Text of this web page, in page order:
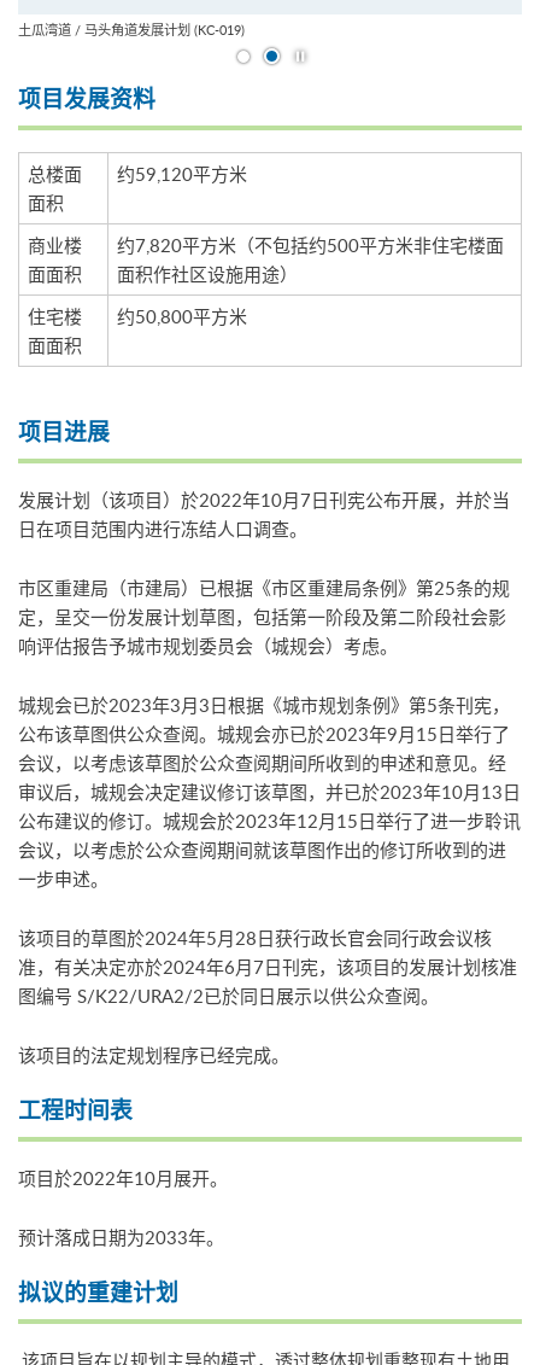
土瓜湾道 / 马头角道发展计划 (KC-019)
项目发展资料
总楼面
面积
约59,120平方米
商业楼
面面积
约7,820平方米（不包括约500平方米非住宅楼面
面积作社区设施用途）
住宅楼
面面积
约50,800平方米
项目进展
发展计划（该项目）於2022年10月7日刊宪公布开展，并於当
日在项目范围内进行冻结人口调查。
市区重建局（市建局）已根据《市区重建局条例》第25条的规
定，呈交一份发展计划草图，包括第一阶段及第二阶段社会影
响评估报告予城市规划委员会（城规会）考虑。
城规会已於2023年3月3日根据《城市规划条例》第5条刊宪，
公布该草图供公众查阅。城规会亦已於2023年9月15日举行了
会议，以考虑该草图於公众查阅期间所收到的申述和意见。经
审议后，城规会决定建议修订该草图，并已於2023年10月13日
公布建议的修订。城规会於2023年12月15日举行了进一步聆讯
会议，以考虑於公众查阅期间就该草图作出的修订所收到的进
一步申述。
该项目的草图於2024年5月28日获行政长官会同行政会议核
准，有关决定亦於2024年6月7日刊宪，该项目的发展计划核准
图编号 S/K22/URA2/2已於同日展示以供公众查阅。
该项目的法定规划程序已经完成。
工程时间表
项目於2022年10月展开。
预计落成日期为2033年。
拟议的重建计划
该项目旨在以规划主导的模式，透过整体规划重整现有土地用